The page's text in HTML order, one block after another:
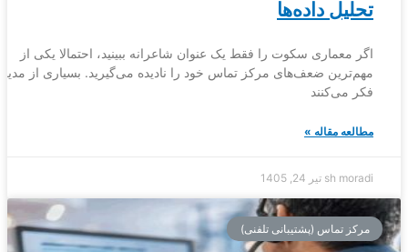
تحلیل داده‌ها
اگر معماری سکوت را فقط یک عنوان شاعرانه ببینید، احتمالا یکی از
مهم‌ترین ضعف‌های مرکز تماس خود را نادیده می‌گیرید. بسیاری از
فکر می‌کنند
مطالعه مقاله »
sh moradi تیر 24, 1405
مرکز تماس (پشتیبانی تلفنی)